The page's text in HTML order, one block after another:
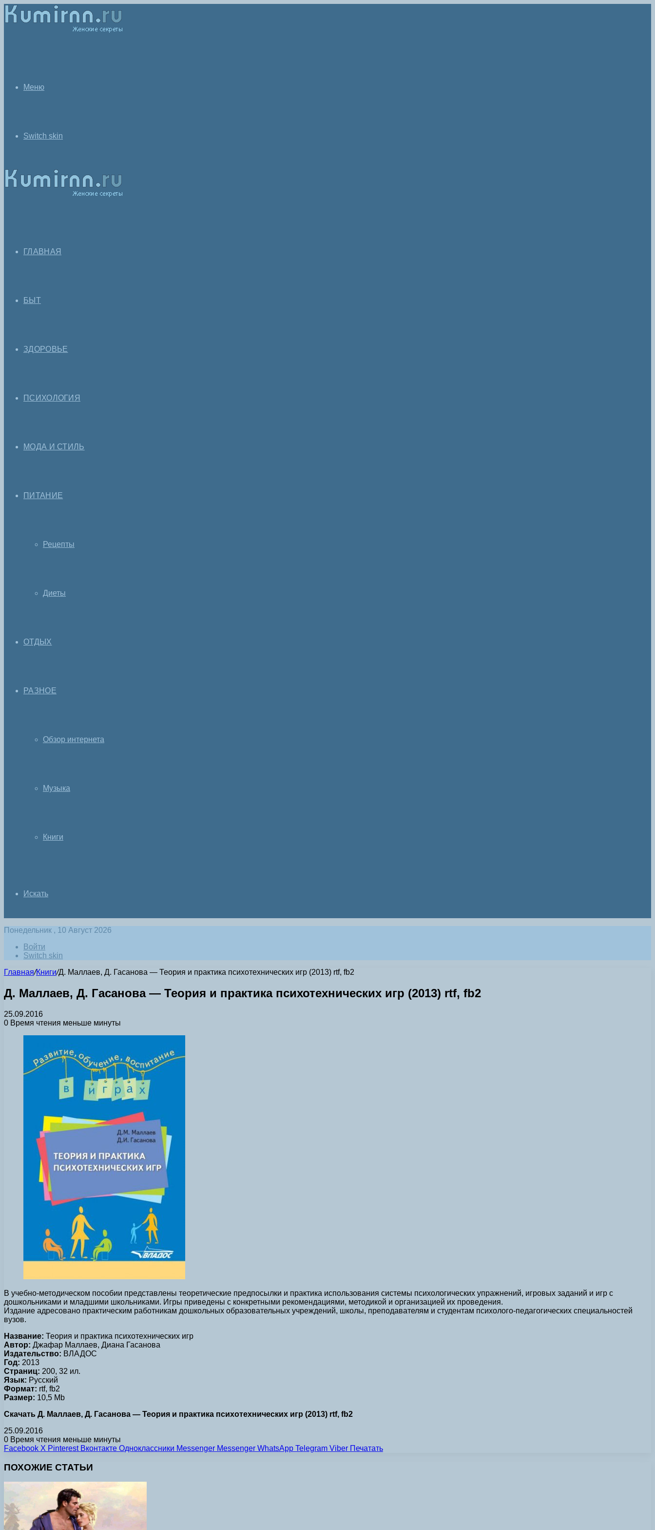
Меню
Switch skin
ГЛАВНАЯ
БЫТ
ЗДОРОВЬЕ
ПСИХОЛОГИЯ
МОДА И СТИЛЬ
ПИТАНИЕ
Рецепты
Диеты
ОТДЫХ
РАЗНОЕ
Обзор интернета
Музыка
Книги
Искать
Понедельник , 10 Август 2026
Войти
Switch skin
Главная/Книги/Д. Маллаев, Д. Гасанова — Теория и практика психотехнических игр (2013) rtf, fb2
Д. Маллаев, Д. Гасанова — Теория и практика психотехнических игр (2013) rtf, fb2
25.09.2016
0 Время чтения меньше минуты
В учебно-методическом пособии представлены теоретические предпосылки и практика использования системы психологических упражнений, игровых заданий и игр с
дошкольниками и младшими школьниками. Игры приведены с конкретными рекомендациями, методикой и организацией их проведения.
Издание адресовано практическим работникам дошкольных образовательных учреждений, школы, преподавателям и студентам психолого-педагогических специальностей
вузов.
Название: Теория и практика психотехнических игр
Автор: Джафар Маллаев, Диана Гасанова
Издательство: ВЛАДОС
Год: 2013
Страниц: 200, 32 ил.
Язык: Русский
Формат: rtf, fb2
Размер: 10,5 Mb
Скачать Д. Маллаев, Д. Гасанова — Теория и практика психотехнических игр (2013) rtf, fb2
25.09.2016
0 Время чтения меньше минуты
Facebook X Pinterest Вконтакте Одноклассники Messenger Messenger WhatsApp Telegram Viber Печатать
ПОХОЖИЕ СТАТЬИ